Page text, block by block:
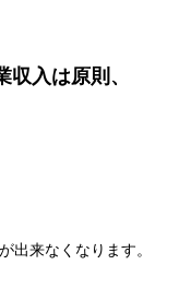
収入は原則、
出来なくなります。